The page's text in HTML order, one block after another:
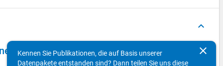
keyboard_arrow_up
- zweite Welle, Vertiefungsbefragung Mobilität clear
Kennen Sie Publikationen, die auf Basis unserer
Datenpakete entstanden sind? Dann teilen Sie uns diese